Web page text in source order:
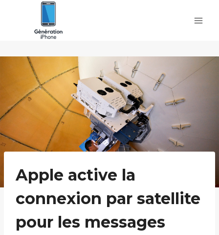
Apple active la
connexion par satellite
pour les messages